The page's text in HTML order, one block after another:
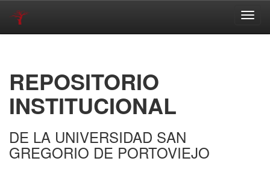
REPOSITORIO
INSTITUCIONAL
DE LA UNIVERSIDAD SAN
GREGORIO DE PORTOVIEJO